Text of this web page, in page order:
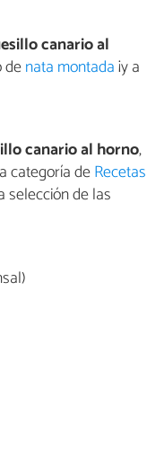
canario al
denata montada¡y a
canario al horno,
categoría deRecetas
selección de las